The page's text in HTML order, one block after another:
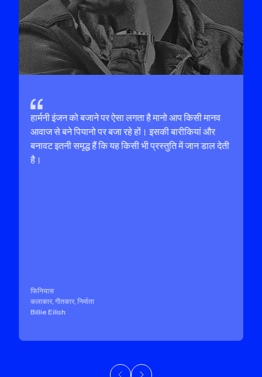
हार्मनी इंजन को बजाने पर ऐसा लगता है मानो आप किसी मानव
आवाज से बने पियानो पर बजा रहे हों। इसकी बारीकियां और
बनावट इतनी समृद्ध हैं कि यह किसी भी प्रस्तुति में जान डाल देती
है।
फिनियास
कलाकार, गीतकार, निर्माता
Billie Eilish